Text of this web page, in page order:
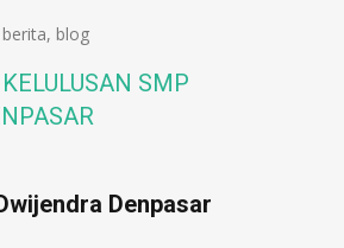
berita, blog
SMP
Denpasar